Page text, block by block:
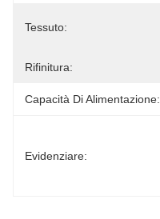
Tessuto:
Rifinitura:
Capacità Di Alimentazione:
Evidenziare: